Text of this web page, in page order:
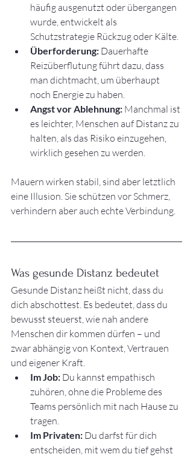
häufig ausgenutzt oder übergangen
wurde, entwickelt als
Schutzstrategie Rückzug oder Kälte.
Überforderung: Dauerhafte
Reizüberflutung führt dazu, dass
man dichtmacht, um überhaupt
noch Energie zu haben.
Angst vor Ablehnung: Manchmal ist
es leichter, Menschen auf Distanz zu
halten, als das Risiko einzugehen,
wirklich gesehen zu werden.
Mauern wirken stabil, sind aber letztlich
eine Illusion. Sie schützen vor Schmerz,
verhindern aber auch echte Verbindung.
Was gesunde Distanz bedeutet
Gesunde Distanz heißt nicht, dass du
dich abschottest. Es bedeutet, dass du
bewusst steuerst, wie nah andere
Menschen dir kommen dürfen – und
zwar abhängig von Kontext, Vertrauen
und eigener Kraft.
Im Job: Du kannst empathisch
zuhören, ohne die Probleme des
Teams persönlich mit nach Hause zu
tragen.
Im Privaten: Du darfst für dich
entscheiden, mit wem du tief gehst